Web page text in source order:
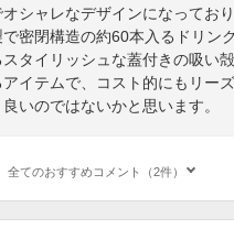
シャレなデザインになってお
密閉構造の約60本入るドリン
タイリッシュな蓋付きの吸い
イテムで、コスト的にもリー
いのではないかと思います。
全てのおすすめコメント（2件）